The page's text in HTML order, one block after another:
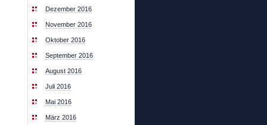
Dezember 2016
November 2016
Oktober 2016
September 2016
August 2016
Juli 2016
Mai 2016
März 2016